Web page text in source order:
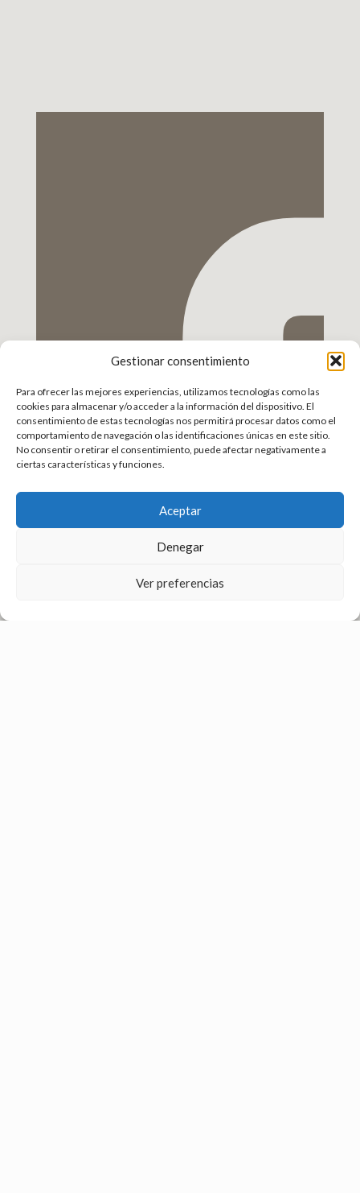
Gestionar consentimiento
Para ofrecer las mejores experiencias, utilizamos tecnologías como las
cookies para almacenar y/o acceder a la información del dispositivo. El
consentimiento de estas tecnologías nos permitirá procesar datos como el
comportamiento de navegación o las identificaciones únicas en este sitio.
No consentir o retirar el consentimiento, puede afectar negativamente a
ciertas características y funciones.
Aceptar
Denegar
Ver preferencias